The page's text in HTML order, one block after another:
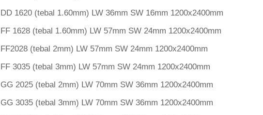
DD 1620 (tebal 1.60mm) LW 36mm SW 16mm 1200x2400mm
FF 1628 (tebal 1.60mm) LW 57mm SW 24mm 1200x2400mm
FF2028 (tebal 2mm) LW 57mm SW 24mm 1200x2400mm
FF 3035 (tebal 3mm) LW 57mm SW 24mm 1200x2400mm
GG 2025 (tebal 2mm) LW 70mm SW 36mm 1200x2400mm
GG 3035 (tebal 3mm) LW 70mm SW 36mm 1200x2400mm